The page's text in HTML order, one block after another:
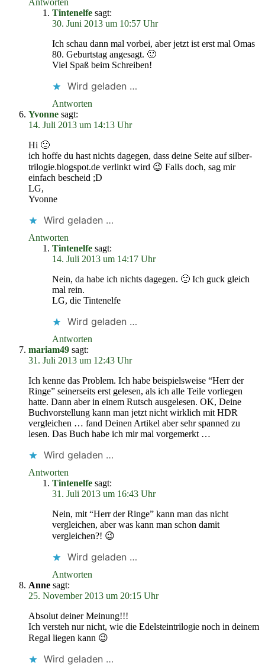
Antworten
Tintenelfe sagt:
30. Juni 2013 um 10:57 Uhr
Ich schau dann mal vorbei, aber jetzt ist erst mal Omas
80. Geburtstag angesagt. 🙂
Viel Spaß beim Schreiben!
Wird geladen …
Antworten
Yvonne sagt:
14. Juli 2013 um 14:13 Uhr
Hi 🙂
ich hoffe du hast nichts dagegen, dass deine Seite auf silber-
trilogie.blogspot.de verlinkt wird 😉 Falls doch, sag mir
einfach bescheid ;D
LG,
Yvonne
Wird geladen …
Antworten
Tintenelfe sagt:
14. Juli 2013 um 14:17 Uhr
Nein, da habe ich nichts dagegen. 🙂 Ich guck gleich
mal rein.
LG, die Tintenelfe
Wird geladen …
Antworten
mariam49 sagt:
31. Juli 2013 um 12:43 Uhr
Ich kenne das Problem. Ich habe beispielsweise “Herr der
Ringe” seinerseits erst gelesen, als ich alle Teile vorliegen
hatte. Dann aber in einem Rutsch ausgelesen. OK, Deine
Buchvorstellung kann man jetzt nicht wirklich mit HDR
vergleichen … fand Deinen Artikel aber sehr spanned zu
lesen. Das Buch habe ich mir mal vorgemerkt …
Wird geladen …
Antworten
Tintenelfe sagt:
31. Juli 2013 um 16:43 Uhr
Nein, mit “Herr der Ringe” kann man das nicht
vergleichen, aber was kann man schon damit
vergleichen?! 😉
Wird geladen …
Antworten
Anne sagt:
25. November 2013 um 20:15 Uhr
Absolut deiner Meinung!!!
Ich versteh nur nicht, wie die Edelsteintrilogie noch in deinem
Regal liegen kann 😉
Wird geladen …